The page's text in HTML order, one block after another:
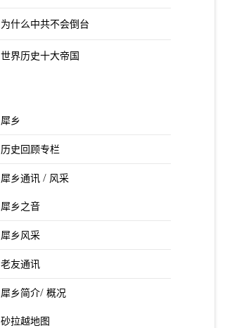
为什么中共不会倒台
世界历史十大帝国
犀乡
历史回顾专栏
犀乡通讯 / 风采
犀乡之音
犀乡风采
老友通讯
犀乡简介/ 概况
砂拉越地图